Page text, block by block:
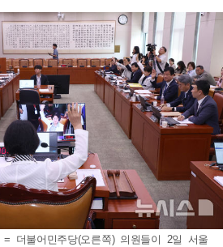
더불어민주당(오른쪽) 의원들이 2일 서울